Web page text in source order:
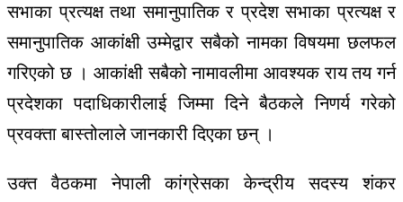
सभाका प्रत्यक्ष तथा समानुपातिक र प्रदेश सभाका प्रत्यक्ष र
समानुपातिक आकांक्षी उम्मेद्वार सबैको नामका विषयमा छलफल
गरिएको छ । आकांक्षी सबैको नामावलीमा आवश्यक राय तय गर्न
प्रदेशका पदाधिकारीलाई जिम्मा दिने बैठकले निणर्य गरेको
प्रवक्ता बास्तोलाले जानकारी दिएका छन् ।
उक्त वैठकमा नेपाली कांग्रेसका केन्द्रीय सदस्य शंकर